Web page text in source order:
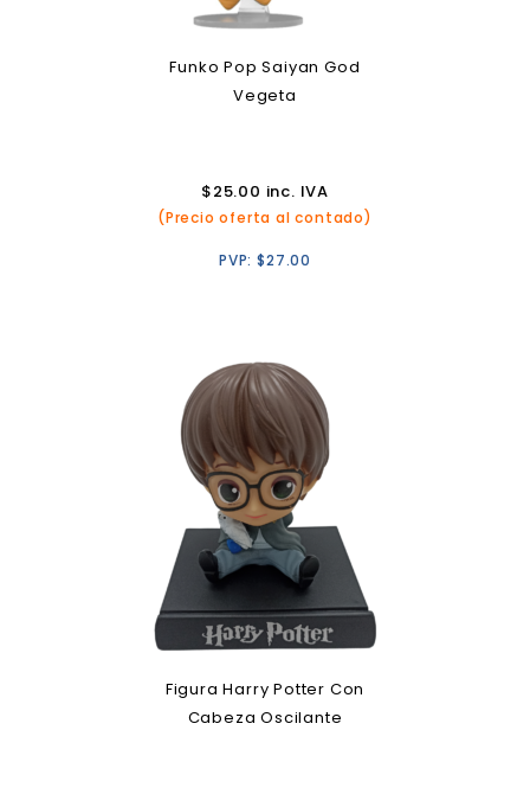
Funko Pop Saiyan God
Vegeta
$25.00 inc. IVA
(Precio oferta al contado)
PVP:$27.00
Figura Harry Potter Con
Cabeza Oscilante